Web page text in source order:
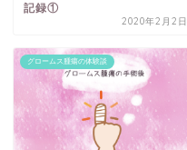
記録①
2020年2月2日
グロームス腫瘍の体験談